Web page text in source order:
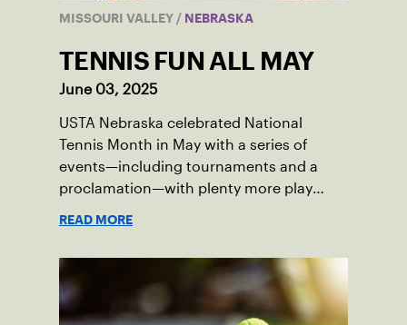
MISSOURI VALLEY / NEBRASKA
TENNIS FUN ALL MAY
June 03, 2025
USTA Nebraska celebrated National
Tennis Month in May with a series of
events—including tournaments and a
proclamation—with plenty more play
READ MORE